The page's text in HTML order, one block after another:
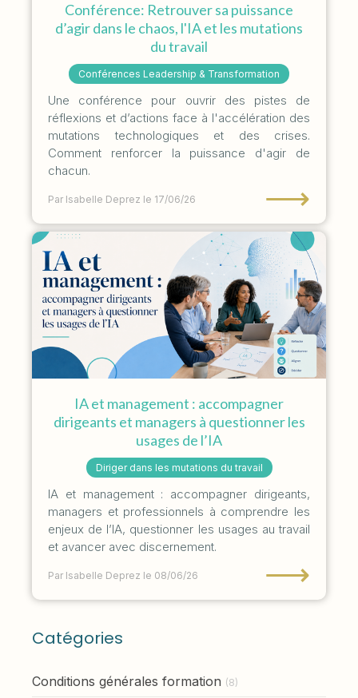
Conférence: Retrouver sa puissance
d’agir dans le chaos, l'IA et les mutations
du travail
Conférences Leadership & Transformation
Une conférence pour ouvrir des pistes de
réflexions et d’actions face à l'accélération des
mutations technologiques et des crises.
Comment renforcer la puissance d'agir de
chacun.
Par Isabelle Deprez le 17/06/26 ⟶
IA et management : accompagner
dirigeants et managers à questionner les
usages de l’IA
Diriger dans les mutations du travail
IA et management : accompagner dirigeants,
managers et professionnels à comprendre les
enjeux de l’IA, questionner les usages au travail
et avancer avec discernement.
Par Isabelle Deprez le 08/06/26 ⟶
Catégories
Conditions générales formation (8)